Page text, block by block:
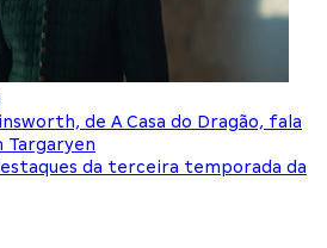
de A Casa do Dragão, fala
Targaryen
da terceira temporada da